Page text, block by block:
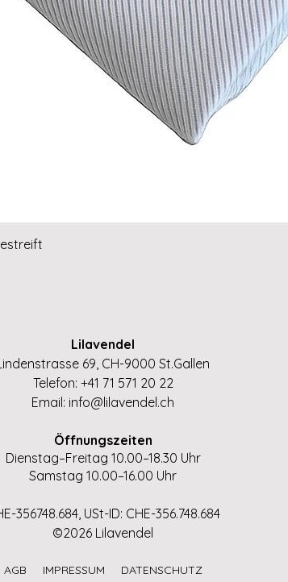
Lilavendel
69, CH-9000 St.Gallen
Telefon: +41 71 571 20 22
Email: info@lilavendel.ch
Öffnungszeiten
Dienstag–Freitag 10.00–18.30 Uhr
Samstag 10.00–16.00 Uhr
356748.684, USt-ID: CHE-356.748.684
©2026 Lilavendel
AGB IMPRESSUM DATENSCHUTZ